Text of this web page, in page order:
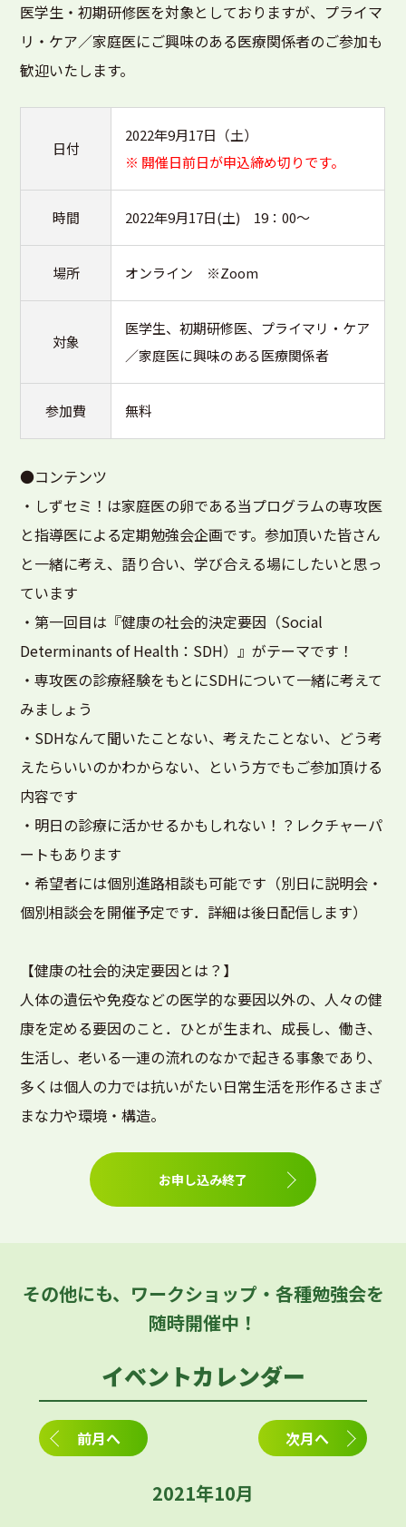
医学生・初期研修医を対象としておりますが、プライマ
リ・ケア／家庭医にご興味のある医療関係者のご参加も
歓迎いたします。
日付
2022年9月17日（土）
※ 開催日前日が申込締め切りです。
時間 2022年9月17日(土) 19：00～
場所 オンライン ※Zoom
対象
医学生、初期研修医、プライマリ・ケア
／家庭医に興味のある医療関係者
参加費 無料
●コンテンツ
・しずセミ！は家庭医の卵である当プログラムの専攻医
と指導医による定期勉強会企画です。参加頂いた皆さん
と一緒に考え、語り合い、学び合える場にしたいと思っ
ています
・第一回目は『健康の社会的決定要因（Social
Determinants of Health：SDH）』がテーマです！
・専攻医の診療経験をもとにSDHについて一緒に考えて
みましょう
・SDHなんて聞いたことない、考えたことない、どう考
えたらいいのかわからない、という方でもご参加頂ける
内容です
・明日の診療に活かせるかもしれない！？レクチャーパ
ートもあります
・希望者には個別進路相談も可能です（別日に説明会・
個別相談会を開催予定です．詳細は後日配信します）
【健康の社会的決定要因とは？】
人体の遺伝や免疫などの医学的な要因以外の、人々の健
康を定める要因のこと．ひとが生まれ、成長し、働き、
生活し、老いる一連の流れのなかで起きる事象であり、
多くは個人の力では抗いがたい日常生活を形作るさまざ
まな力や環境・構造。
お申し込み終了
その他にも、ワークショップ・各種勉強会を
随時開催中！
イベントカレンダー
前月へ 次月へ
2021年10月